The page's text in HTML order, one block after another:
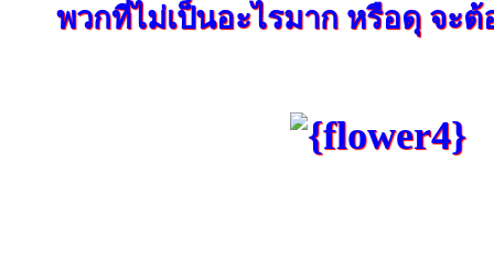
พวกที่ไม่เป็นอะไรมาก หรือดุ จะต้